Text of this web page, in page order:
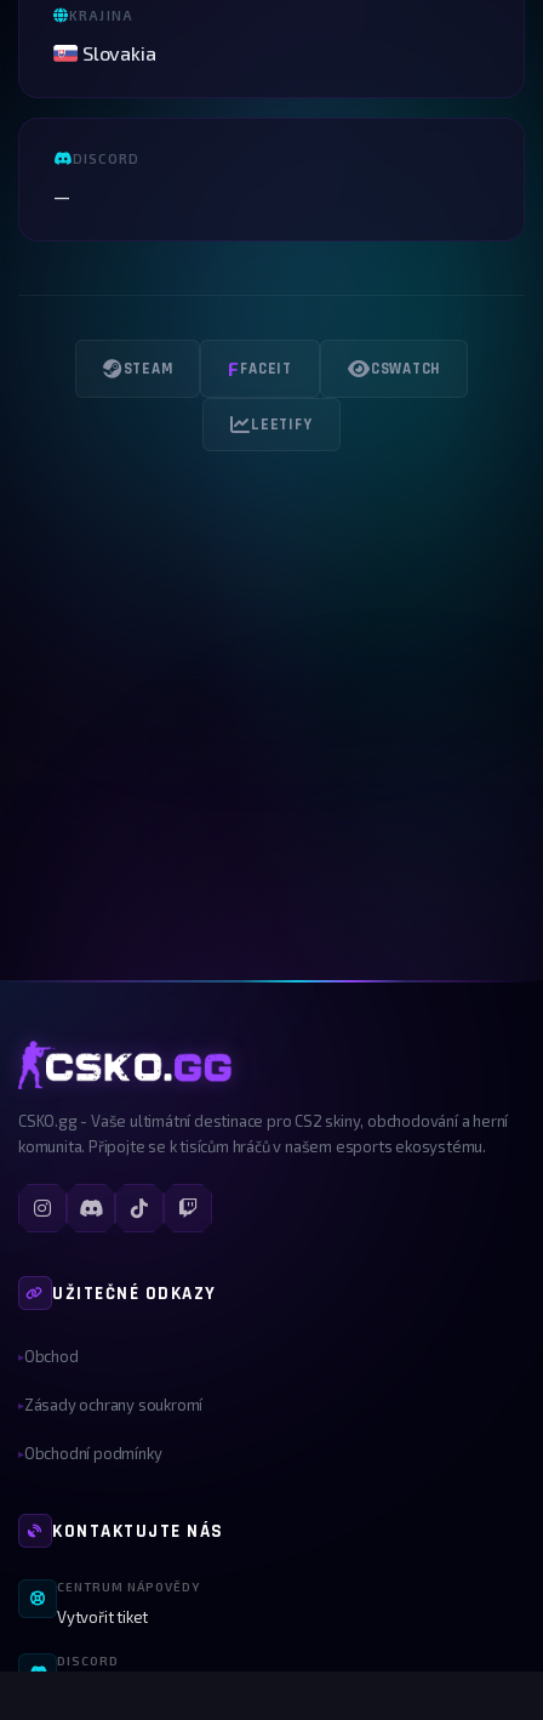
KRAJINA
Slovakia
DISCORD
—
STEAM FFACEIT CSWATCH
LEETIFY
CSKO.gg - Vaše ultimátní destinace pro CS2 skiny, obchodování a herní
komunita. Připojte se k tisícům hráčů v našem esports ekosystému.
UŽITEČNÉ ODKAZY
▸Obchod
▸Zásady ochrany soukromí
▸Obchodní podmínky
KONTAKTUJTE NÁS
CENTRUM NÁPOVĚDY
Vytvořit tiket
DISCORD